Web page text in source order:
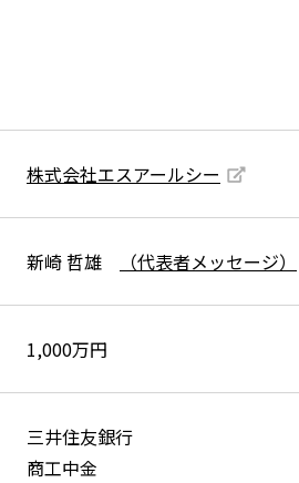
株式会社エスアールシー
新崎 哲雄 （代表者メッセージ）
1,000万円
三井住友銀行
商工中金